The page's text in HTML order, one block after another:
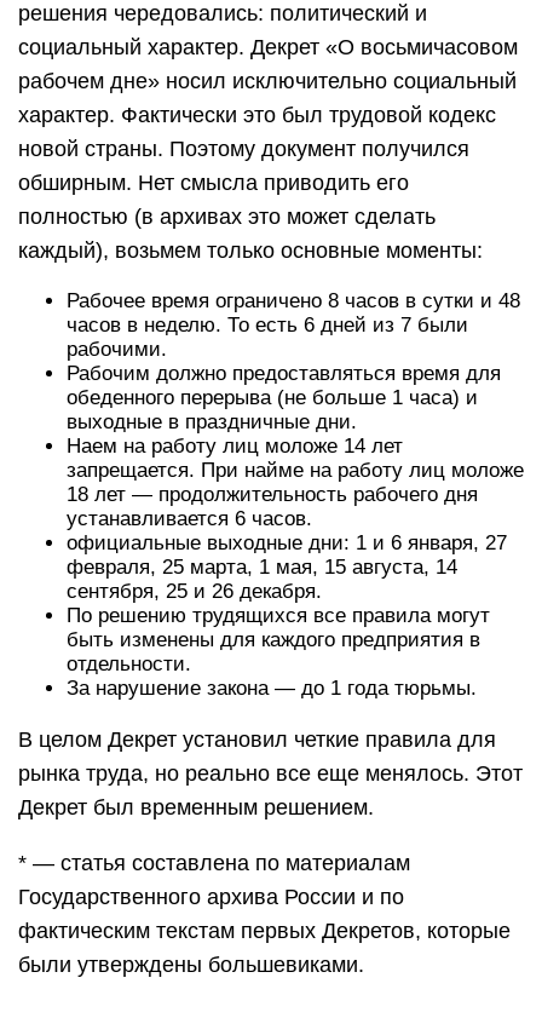
решения чередовались: политический и
социальный характер. Декрет «О восьмичасовом
рабочем дне» носил исключительно социальный
характер. Фактически это был трудовой кодекс
новой страны. Поэтому документ получился
обширным. Нет смысла приводить его
полностью (в архивах это может сделать
каждый), возьмем только основные моменты:
Рабочее время ограничено 8 часов в сутки и 48
часов в неделю. То есть 6 дней из 7 были
рабочими.
Рабочим должно предоставляться время для
обеденного перерыва (не больше 1 часа) и
выходные в праздничные дни.
Наем на работу лиц моложе 14 лет
запрещается. При найме на работу лиц моложе
18 лет — продолжительность рабочего дня
устанавливается 6 часов.
официальные выходные дни: 1 и 6 января, 27
февраля, 25 марта, 1 мая, 15 августа, 14
сентября, 25 и 26 декабря.
По решению трудящихся все правила могут
быть изменены для каждого предприятия в
отдельности.
За нарушение закона — до 1 года тюрьмы.
В целом Декрет установил четкие правила для
рынка труда, но реально все еще менялось. Этот
Декрет был временным решением.
* — статья составлена по материалам
Государственного архива России и по
фактическим текстам первых Декретов, которые
были утверждены большевиками.